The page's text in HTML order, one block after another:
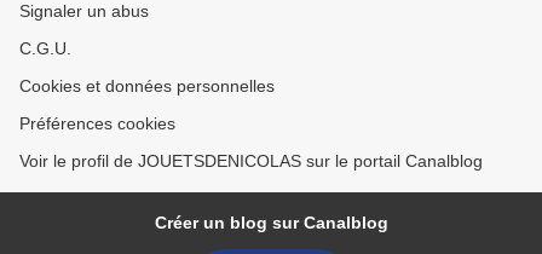
Signaler un abus
C.G.U.
Cookies et données personnelles
Préférences cookies
Voir le profil de JOUETSDENICOLAS sur le portail Canalblog
Créer un blog sur Canalblog